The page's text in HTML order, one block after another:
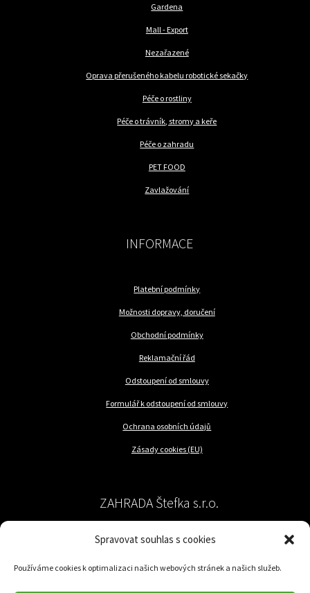
Spravovat souhlas s cookies
Používáme cookies k optimalizaci našich webových stránek a našich služeb.
Gardena
Mall - Export
Nezařazené
Oprava přerušeného kabelu robotické sekačky
Péče o rostliny
Péče o trávník, stromy a keře
Péče o zahradu
PET FOOD
Zavlažování
INFORMACE
Platební podmínky
Možnosti dopravy, doručení
Obchodní podmínky
Reklamační řád
Odstoupení od smlouvy
Formulář k odstoupení od smlouvy
Ochrana osobních údajů
Zásady cookies (EU)
ZAHRADA Štefka s.r.o.